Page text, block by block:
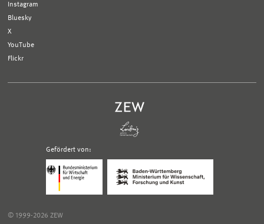
Instagram
Bluesky
X
YouTube
Flickr
Gefördert von:
Bundesministerium
Wirtschaft
Link
Ministerium
© 1999-2026 ZEW